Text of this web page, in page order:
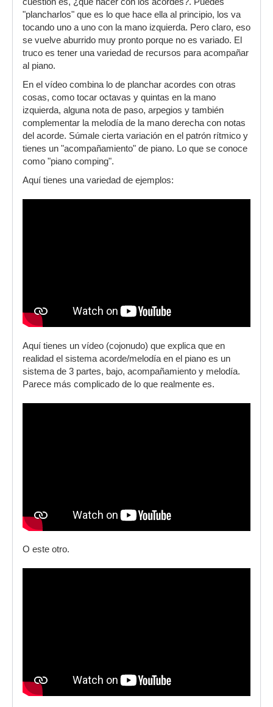
cuestión es, ¿qué hacer con los acordes?. Puedes
"plancharlos" que es lo que hace ella al principio, los va
tocando uno a uno con la mano izquierda. Pero claro, eso
se vuelve aburrido muy pronto porque no es variado. El
truco es tener una variedad de recursos para acompañar
al piano.
En el vídeo combina lo de planchar acordes con otras
cosas, como tocar octavas y quintas en la mano
izquierda, alguna nota de paso, arpegios y también
complementar la melodía de la mano derecha con notas
del acorde. Súmale cierta variación en el patrón rítmico y
tienes un "acompañamiento" de piano. Lo que se conoce
como "piano comping".
Aquí tienes una variedad de ejemplos:
Aquí tienes un vídeo (cojonudo) que explica que en
realidad el sistema acorde/melodía en el piano es un
sistema de 3 partes, bajo, acompañamiento y melodía.
Parece más complicado de lo que realmente es.
O este otro.